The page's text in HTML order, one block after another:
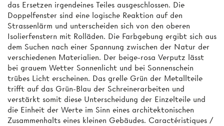
das Ersetzen irgendeines Teiles ausgeschlossen. Die
Doppelfenster sind eine logische Reaktion auf den
Strassenlärm und unterscheiden sich von den oberen
Isolierfenstern mit Rolläden. Die Farbgebung ergibt sich aus
dem Suchen nach einer Spannung zwischen der Natur der
verschiedenen Materialien. Der beige-rosa Verputz lässt
bei grauem Wetter Sonnenlicht und bei Sonnenschein
trübes Licht erscheinen. Das grelle Grün der Metallteile
trifft auf das Grün-Blau der Schreinerarbeiten und
verstärkt somit diese Unterscheidung der Einzelteile und
die Einheit der Werte im Sinn eines architektonischen
Zusammenhalts eines kleinen Gebäudes. Caractéristiques /